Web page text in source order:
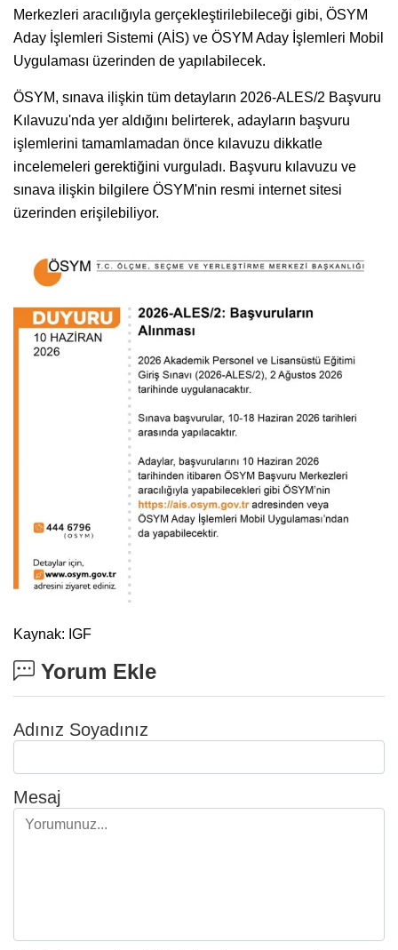
Merkezleri aracılığıyla gerçekleştirilebileceği gibi, ÖSYM
Aday İşlemleri Sistemi (AİS) ve ÖSYM Aday İşlemleri Mobil
Uygulaması üzerinden de yapılabilecek.
ÖSYM, sınava ilişkin tüm detayların 2026-ALES/2 Başvuru
Kılavuzu'nda yer aldığını belirterek, adayların başvuru
işlemlerini tamamlamadan önce kılavuzu dikkatle
incelemeleri gerektiğini vurguladı. Başvuru kılavuzu ve
sınava ilişkin bilgilere ÖSYM'nin resmi internet sitesi
üzerinden erişilebiliyor.
Kaynak: IGF
Yorum Ekle
Adınız Soyadınız
Mesaj